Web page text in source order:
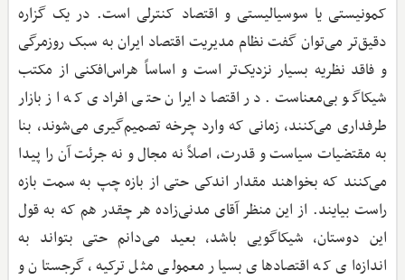
کمونیستی یا سوسیالیستی و اقتصاد کنترلی است. در یک گزاره
دقیق‌تر می‌توان گفت نظام مدیریت اقتصاد ایران به سبک روزمرگی
و فاقد نظریه بسیار نزدیک‌تر است و اساساً هراس‌افکنی از مکتب
شیکاگو بی‌معناست. در اقتصاد ایران حتی افرادی که از بازار
طرفداری می‌کنند، زمانی که وارد چرخه تصمیم‌گیری می‌شوند، بنا
به مقتضیات سیاست و قدرت، اصلاً نه مجال و نه جرئت آن را پیدا
می‌کنند که بخواهند مقدار اندکی حتی از بازه چپ به سمت بازه
راست بیایند. از این منظر آقای مدنی‌زاده هر چقدر هم که به قول
این دوستان، شیکاگویی باشد، بعید می‌دانم حتی بتواند به
اندازه‌ای که اقتصادهای بسیار معمولی مثل ترکیه، گرجستان و